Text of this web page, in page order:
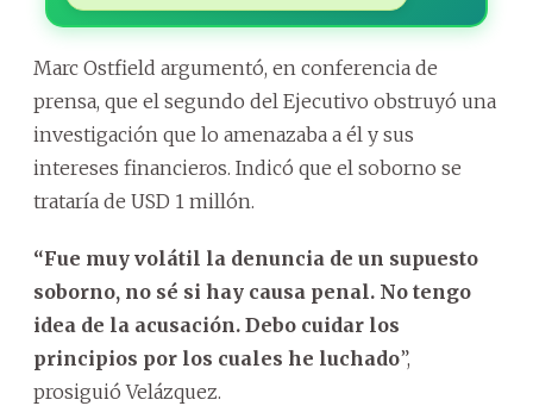
Marc Ostfield argumentó, en conferencia de
prensa, que el segundo del Ejecutivo obstruyó una
investigación que lo amenazaba a él y sus
intereses financieros. Indicó que el soborno se
trataría de USD 1 millón.
“Fue muy volátil la denuncia de un supuesto
soborno, no sé si hay causa penal. No tengo
idea de la acusación. Debo cuidar los
principios por los cuales he luchado”,
prosiguió Velázquez.